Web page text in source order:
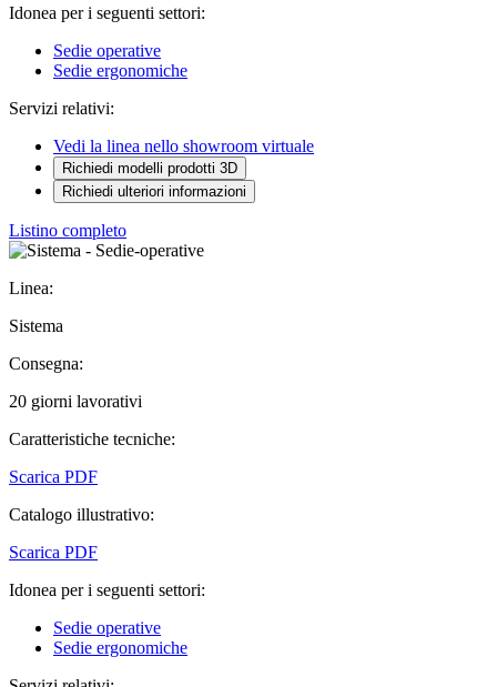
Idonea per i seguenti settori:
Sedie operative
Sedie ergonomiche
Servizi relativi:
Vedi la linea nello showroom virtuale
Richiedi modelli prodotti 3D
Richiedi ulteriori informazioni
Listino completo
Linea:
Sistema
Consegna:
20 giorni lavorativi
Caratteristiche tecniche:
Scarica PDF
Catalogo illustrativo:
Scarica PDF
Idonea per i seguenti settori:
Sedie operative
Sedie ergonomiche